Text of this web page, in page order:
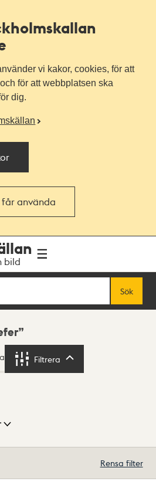
vi kakor, cookies, för att
för att webbplatsen ska
dig.
får använda
bild
Sök
Filtrera
Rensa filter